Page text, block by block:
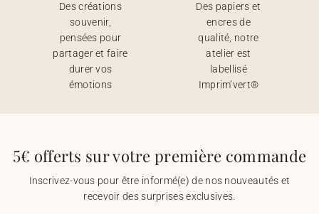
Des créations
souvenir,
pensées pour
partager et faire
durer vos
émotions
Des papiers et
encres de
qualité, notre
atelier est
labellisé
Imprim’vert®
5€ offerts sur votre première commande
Inscrivez-vous pour être informé(e) de nos nouveautés et
recevoir des surprises exclusives.